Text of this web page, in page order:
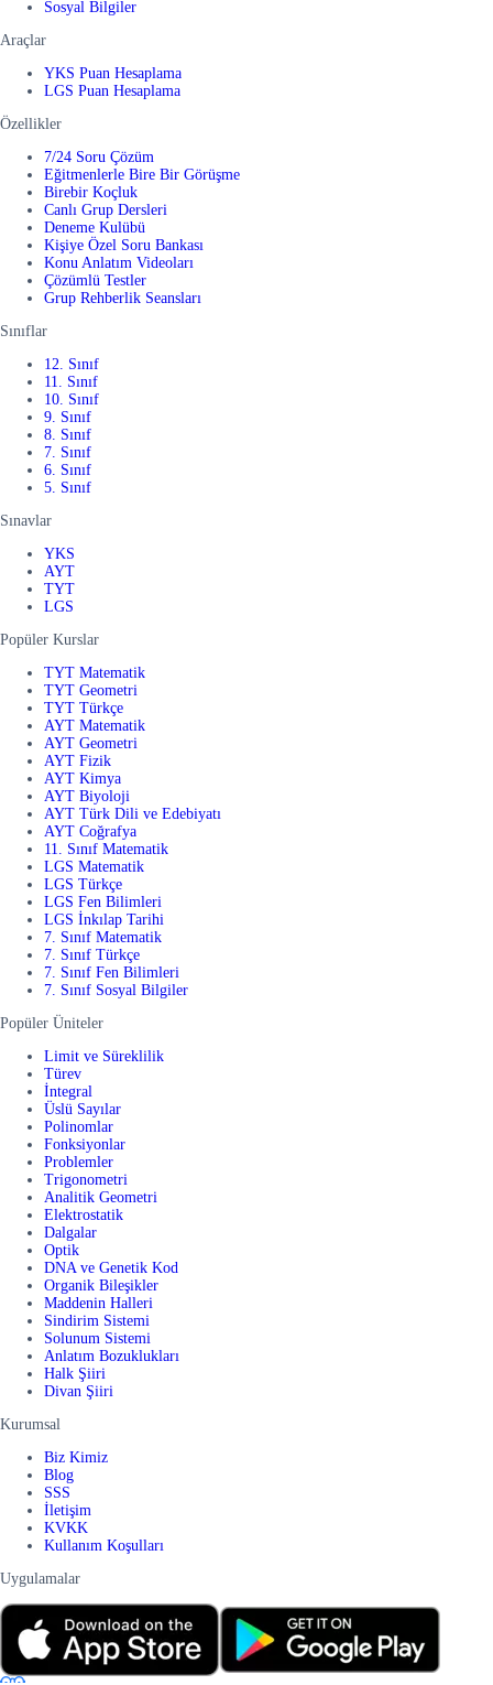
Sosyal Bilgiler
Araçlar
YKS Puan Hesaplama
LGS Puan Hesaplama
Özellikler
7/24 Soru Çözüm
Eğitmenlerle Bire Bir Görüşme
Birebir Koçluk
Canlı Grup Dersleri
Deneme Kulübü
Kişiye Özel Soru Bankası
Konu Anlatım Videoları
Çözümlü Testler
Grup Rehberlik Seansları
Sınıflar
12. Sınıf
11. Sınıf
10. Sınıf
9. Sınıf
8. Sınıf
7. Sınıf
6. Sınıf
5. Sınıf
Sınavlar
YKS
AYT
TYT
LGS
Popüler Kurslar
TYT Matematik
TYT Geometri
TYT Türkçe
AYT Matematik
AYT Geometri
AYT Fizik
AYT Kimya
AYT Biyoloji
AYT Türk Dili ve Edebiyatı
AYT Coğrafya
11. Sınıf Matematik
LGS Matematik
LGS Türkçe
LGS Fen Bilimleri
LGS İnkılap Tarihi
7. Sınıf Matematik
7. Sınıf Türkçe
7. Sınıf Fen Bilimleri
7. Sınıf Sosyal Bilgiler
Popüler Üniteler
Limit ve Süreklilik
Türev
İntegral
Üslü Sayılar
Polinomlar
Fonksiyonlar
Problemler
Trigonometri
Analitik Geometri
Elektrostatik
Dalgalar
Optik
DNA ve Genetik Kod
Organik Bileşikler
Maddenin Halleri
Sindirim Sistemi
Solunum Sistemi
Anlatım Bozuklukları
Halk Şiiri
Divan Şiiri
Kurumsal
Biz Kimiz
Blog
SSS
İletişim
KVKK
Kullanım Koşulları
Uygulamalar